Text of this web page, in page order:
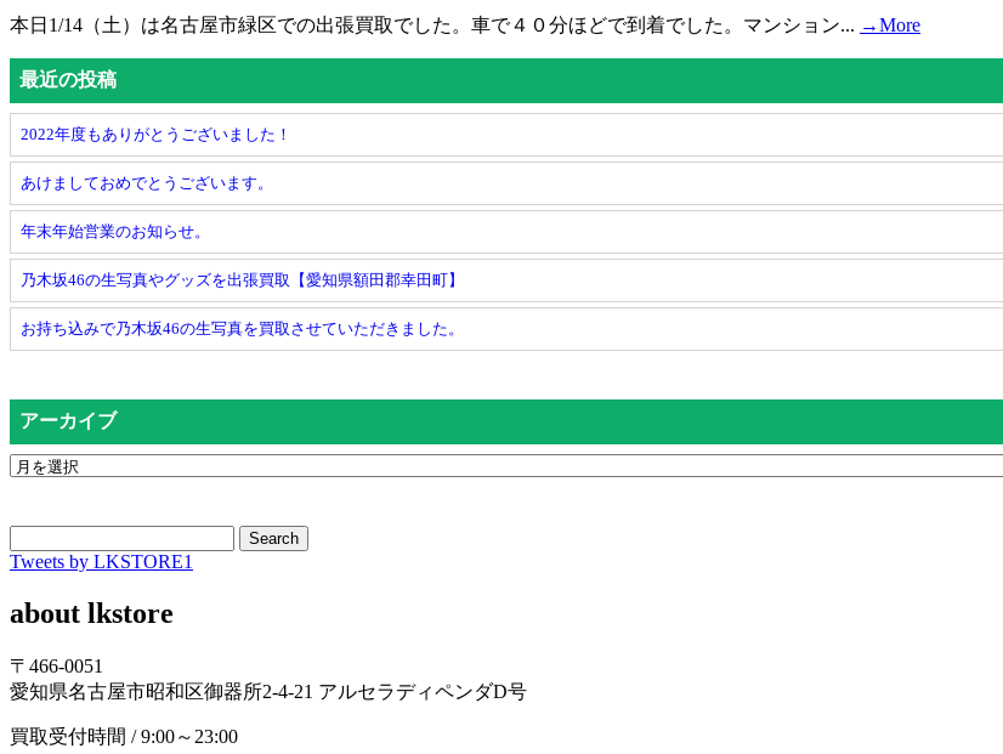
本日1/14（土）は名古屋市緑区での出張買取でした。車で４０分ほどで到着でした。マンション... →More
最近の投稿
2022年度もありがとうございました！
あけましておめでとうございます。
年末年始営業のお知らせ。
乃木坂46の生写真やグッズを出張買取【愛知県額田郡幸田町】
お持ち込みで乃木坂46の生写真を買取させていただきました。
アーカイブ
Search
Tweets by LKSTORE1
about lkstore
〒466-0051
愛知県名古屋市昭和区御器所2-4-21 アルセラディペンダD号
買取受付時間 / 9:00～23:00